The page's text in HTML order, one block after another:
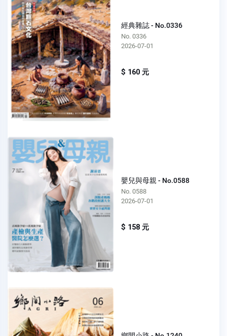
經典雜誌 - No.0336
No. 0336
2026-07-01
$ 160 元
嬰兒與母親 - No.0588
No. 0588
2026-07-01
$ 158 元